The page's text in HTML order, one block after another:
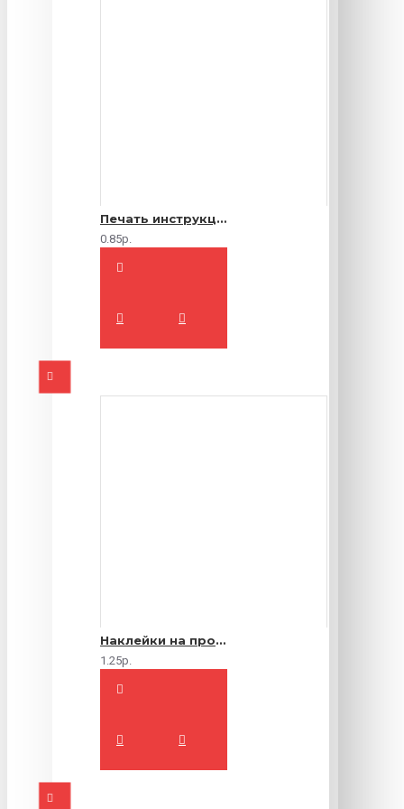
Печать инструкций по эксплуатации
0.85р.
Наклейки на продукты
1.25р.